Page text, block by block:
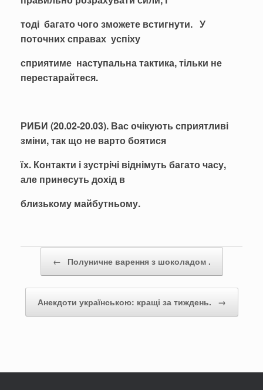
тоді багато чого зможете встигнути. У
поточних справах успіху
сприятиме наступальна тактика, тільки не
перестарайтеся.
РИБИ (20.02-20.03). Вас очікують сприятливі
зміни, так що не варто боятися
їх. Контакти і зустрічі віднімуть багато часу,
але принесуть дохід в
близькому майбутньому.
← Полуничне варення з шоколадом .
Анекдоти українською: кращі за тиждень. →